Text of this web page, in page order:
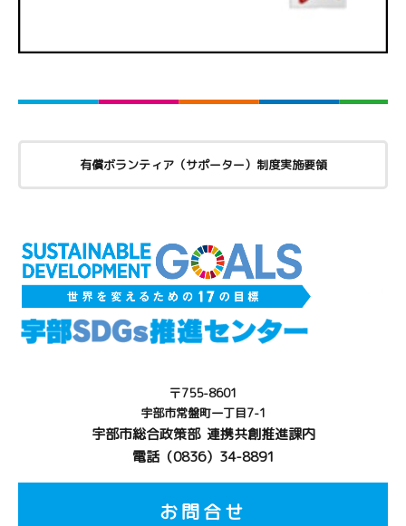
有償ボランティア（サポーター）制度実施要領
〒755-8601
宇部市常盤町一丁目7-1
宇部市総合政策部 連携共創推進課内
電話（0836）34-8891
お問合せ